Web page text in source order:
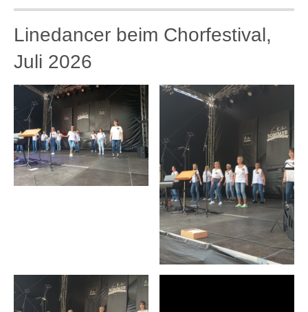
Linedancer beim Chorfestival,
Juli 2026